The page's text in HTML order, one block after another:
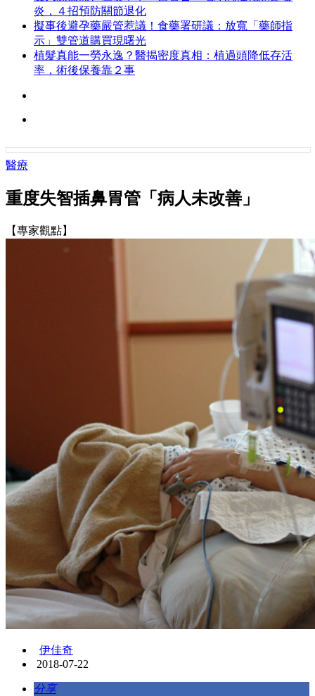
炎，４招預防關節退化
擬事後避孕藥嚴管惹議！食藥署研議：放寬「藥師指
示」雙管道購買現曙光
植髮真能一勞永逸？醫揭密度真相：植過頭降低存活
率，術後保養靠２事
醫療
重度失智插鼻胃管「病人未改善」
【專家觀點】
伊佳奇
2018-07-22
分享